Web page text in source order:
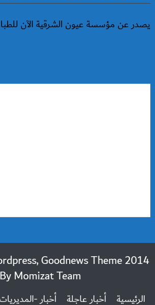
يصدر عن مؤسسة عيون الشرقية الآن
Goodnews Theme
ByMomizat Team
الرئيسية أخبار عاجلة أخبار -المديريات